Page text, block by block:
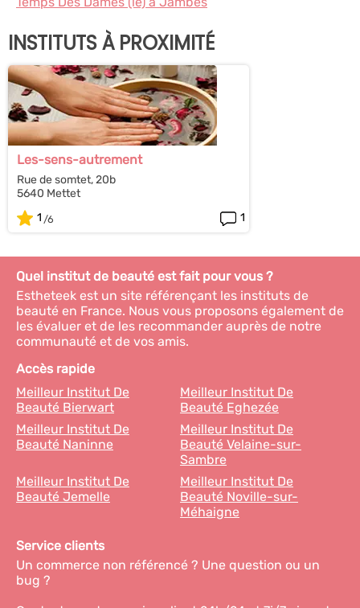
INSTITUTS À PROXIMITÉ
Les-sens-autrement
Rue de somtet, 20b
5640 Mettet
1
1
Quel institut de beauté est fait pour vous ?
Estheteek est un site référençant les instituts de
beauté en France. Nous vous proposons également de
les évaluer et de les recommander auprès de notre
communauté et de vos amis.
Accès rapide
Meilleur Institut De
Beauté Bierwart
Meilleur Institut De
Beauté Eghezée
Meilleur Institut De
Beauté Naninne
Meilleur Institut De
Beauté Velaine-sur-
Sambre
Meilleur Institut De
Beauté Jemelle
Meilleur Institut De
Beauté Noville-sur-
Méhaigne
Service clients
Un commerce non référencé ? Une question ou un
bug ?